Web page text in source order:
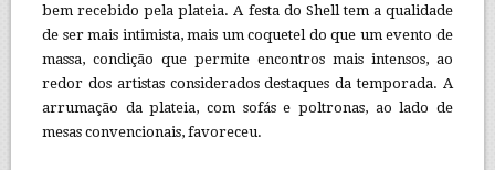
bem recebido pela plateia. A festa do Shell tem a qualidade
de ser mais intimista, mais um coquetel do que um evento de
massa, condição que permite encontros mais intensos, ao
redor dos artistas considerados destaques da temporada. A
arrumação da plateia, com sofás e poltronas, ao lado de
mesas convencionais, favoreceu.